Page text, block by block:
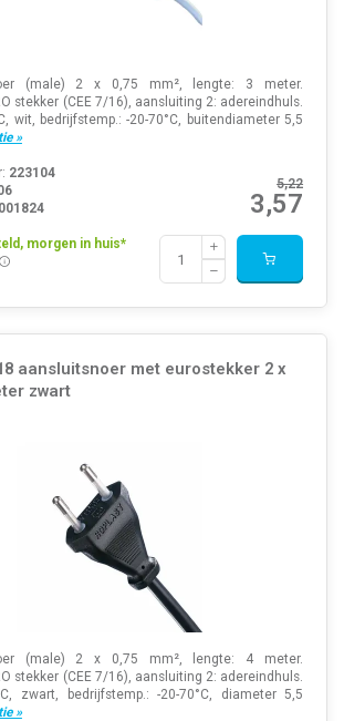
(male) 2 x 0,75 mm², lengte: 3 meter.
stekker (CEE 7/16), aansluiting 2: adereindhuls.
wit, bedrijfstemp.: -20-70°C, buitendiameter 5,5
»
5,22
3,57
223104
morgen in huis*
aansluitsnoer met eurostekker 2 x
zwart
(male) 2 x 0,75 mm², lengte: 4 meter.
stekker (CEE 7/16), aansluiting 2: adereindhuls.
zwart, bedrijfstemp.: -20-70°C, diameter 5,5
»